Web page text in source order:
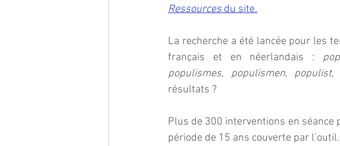
Ressources du site.
La recherche a été lancée pour les
français et en néerlandais :
populismes, populismen, populist,
résultats ?
Plus de 300 interventions en séance
période de 15 ans couverte par